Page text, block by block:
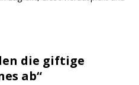
die giftige
ab“